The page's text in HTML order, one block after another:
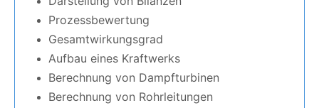
Prozessbewertung
Gesamtwirkungsgrad
Aufbau eines Kraftwerks
Berechnung von Dampfturbinen
Berechnung von Rohrleitungen